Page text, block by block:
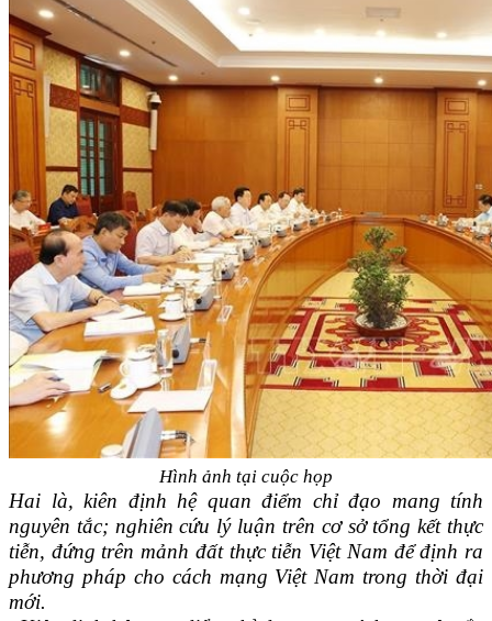
Hình ảnh tại cuộc họp
Hai là, kiên định hệ quan điểm chỉ đạo mang tính
nguyên tắc; nghiên cứu lý luận trên cơ sở tổng kết thực
tiễn, đứng trên mảnh đất thực tiễn Việt Nam để định ra
phương pháp cho cách mạng Việt Nam trong thời đại
mới.